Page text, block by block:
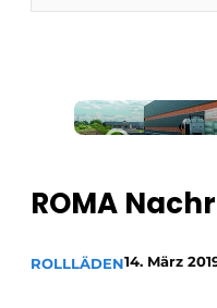
ROMA
ROLLLÄDEN14. März